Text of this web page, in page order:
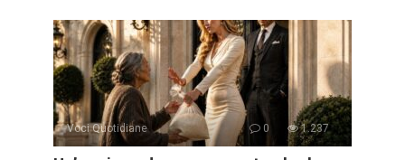
Voci Quotidiane 0 1.237